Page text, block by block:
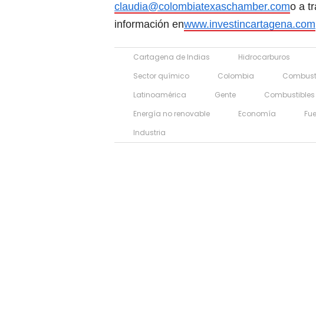
claudia@colombiatexaschamber.como a
información enwww.investincartagena.com
Cartagena de Indias Hidrocarburos
Sector químico
Colombia
Latinoamérica
Gente Combustibles
Energía no renovable
Economía
Industria